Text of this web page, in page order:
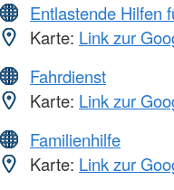
Entlastende Hilfen
Karte: Link zur
Fahrdienst
Karte: Link zur
Familienhilfe
Karte: Link zur